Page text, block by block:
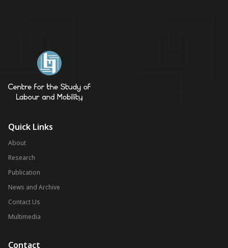
Quick Links
About
Research
Publication
News and Archive
Contact Us
Multimedia
Contact